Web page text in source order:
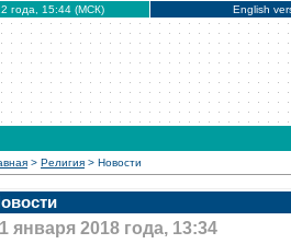
года, 15:44 (МСК) English
> Религия > Новости
января 2018 года, 13:34